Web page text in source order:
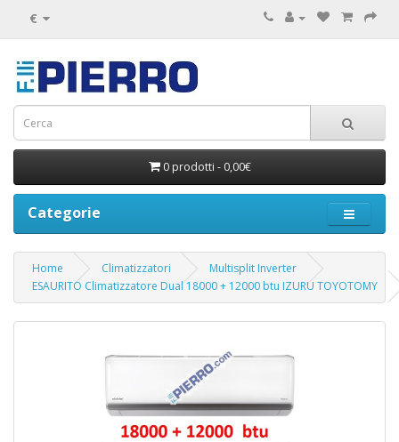
€
0 prodotti - 0,00€
Categorie
Home Climatizzatori
Multisplit Inverter
ESAURITO Climatizzatore Dual 18000 + 12000 btu IZURU TOYOTOMY